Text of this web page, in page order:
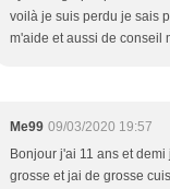
voilà je suis perdu je sais
m'aide et aussi de conseil
Me99 09/03/2020 19:57
Bonjour j'ai 11 ans et
grosse et jai de grosse